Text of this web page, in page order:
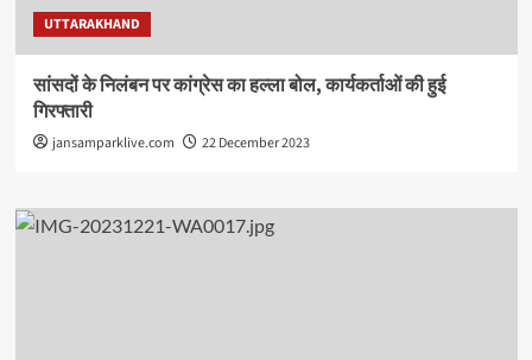
UTTARAKHAND
सांसदों के निलंबन पर कांग्रेस का हल्ला बोल, कार्यकर्ताओं की हुई
गिरफ्तारी
jansamparklive.com 22 December 2023